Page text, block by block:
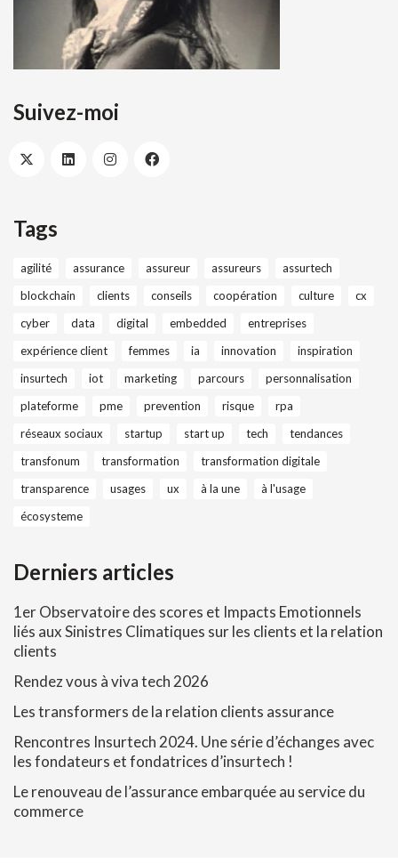
Suivez-moi
Tags
agilité assurance assureur assureurs
assurtech
blockchain
clients conseils coopération culture
cx
cyber
data digital embedded
entreprises
expérience client
femmes ia innovation
inspiration
insurtech
iot marketing parcours
personnalisation
plateforme
pme prevention risque
rpa
réseaux sociaux
startup start up tech
tendances
transfonum
transformation
transformation digitale
transparence
usages ux à la une
à l'usage
écosysteme
Derniers articles
1er Observatoire des scores et Impacts Emotionnels
liés aux Sinistres Climatiques sur les clients et la relation
clients
Rendez vous à viva tech 2026
Les transformers de la relation clients assurance
Rencontres Insurtech 2024. Une série d’échanges avec
les fondateurs et fondatrices d’insurtech !
Le renouveau de l’assurance embarquée au service du
commerce